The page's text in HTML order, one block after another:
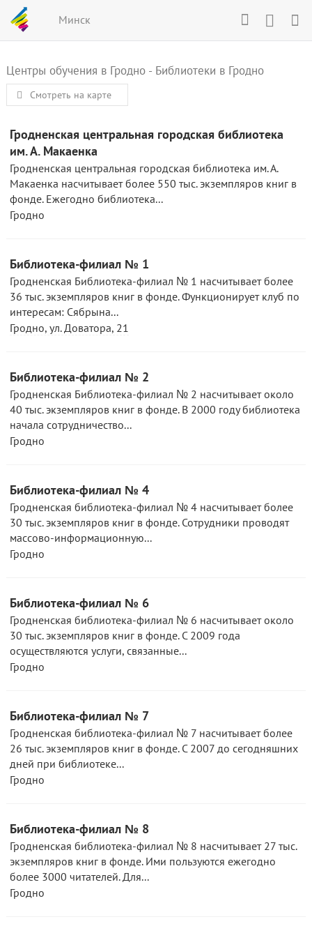
Минск
Центры обучения в Гродно - Библиотеки в Гродно
Смотреть на карте
Гродненская центральная городская библиотека
им. А. Макаенка
Гродненская центральная городская библиотека им. А.
Макаенка насчитывает более 550 тыс. экземпляров книг в
фонде. Ежегодно библиотека...
Гродно
Библиотека-филиал № 1
Гродненская Библиотека-филиал № 1 насчитывает более
36 тыс. экземпляров книг в фонде. Функционирует клуб по
интересам: Сябрына...
Гродно, ул. Доватора, 21
Библиотека-филиал № 2
Гродненская Библиотека-филиал № 2 насчитывает около
40 тыс. экземпляров книг в фонде. В 2000 году библиотека
начала сотрудничество...
Гродно
Библиотека-филиал № 4
Гродненская библиотека-филиал № 4 насчитывает более
30 тыс. экземпляров книг в фонде. Сотрудники проводят
массово-информационную...
Гродно
Библиотека-филиал № 6
Гродненская библиотека-филиал № 6 насчитывает около
30 тыс. экземпляров книг в фонде. С 2009 года
осуществляются услуги, связанные...
Гродно
Библиотека-филиал № 7
Гродненская библиотека-филиал № 7 насчитывает более
26 тыс. экземпляров книг в фонде. С 2007 до сегодняшних
дней при библиотеке...
Гродно
Библиотека-филиал № 8
Гродненская библиотека-филиал № 8 насчитывает 27 тыс.
экземпляров книг в фонде. Ими пользуются ежегодно
более 3000 читателей. Для...
Гродно